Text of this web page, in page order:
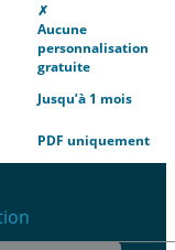
✗
Aucune
personnalisation
gratuite
Jusqu’à 1 mois
PDF uniquement